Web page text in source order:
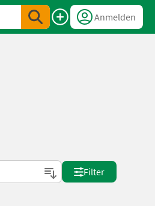
Anmelden
Filter